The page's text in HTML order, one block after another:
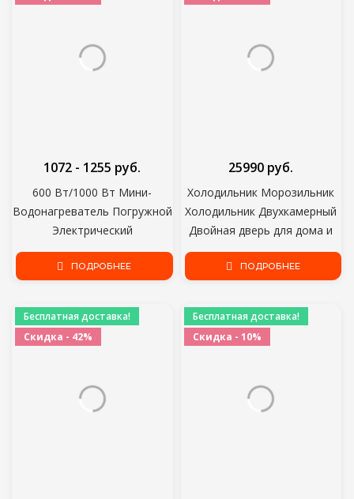
600 Вт/1000 Вт Мини-
Водонагреватель Погружной
Электрический
Водонагреватель Бойлер
Кухня Ванная Комната
Водонагреватель
1072 - 1255 руб.
ПОДРОБНЕЕ
Холодильник Морозильник
Холодильник Двухкамерный
Двойная дверь для дома и
кухни Основной прибор для
хранения пищевых
25990 руб.
ПОДРОБНЕЕ
Бесплатная доставка!
Скидка - 42%
Бесплатная доставка!
Скидка - 10%